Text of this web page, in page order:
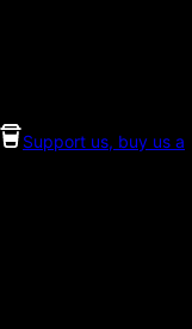
Support us, buy us a